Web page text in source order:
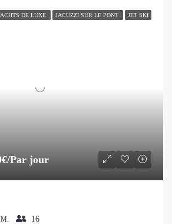
DE LUXE JACUZZI SUR LE PONT JET SKI
Par jour
M. 16